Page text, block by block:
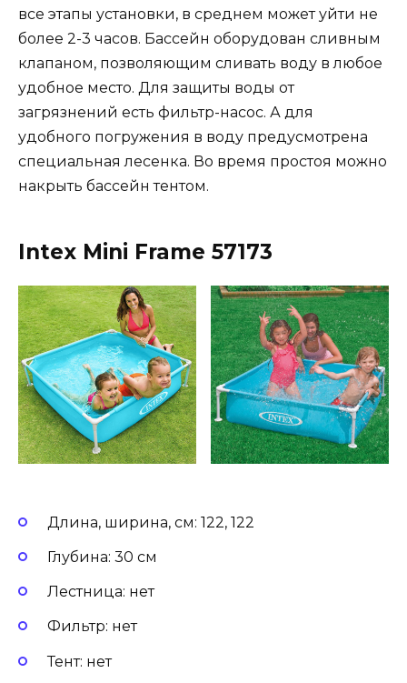
все этапы установки, в среднем может уйти не
более 2-3 часов. Бассейн оборудован сливным
клапаном, позволяющим сливать воду в любое
удобное место. Для защиты воды от
загрязнений есть фильтр-насос. А для
удобного погружения в воду предусмотрена
специальная лесенка. Во время простоя можно
накрыть бассейн тентом.
Intex Mini Frame 57173
Длина, ширина, см: 122, 122
Глубина: 30 см
Лестница: нет
Фильтр: нет
Тент: нет